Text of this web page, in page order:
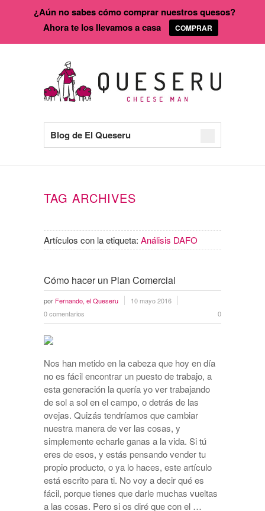
Blog de El Queseru
TAG ARCHIVES
Artículos con la etiqueta: Análisis DAFO
Cómo hacer un Plan Comercial
por Fernando, el Queseru
10 mayo 2016
0 comentarios
0
Nos han metido en la cabeza que hoy en día
no es fácil encontrar un puesto de trabajo, a
esta generación la quería yo ver trabajando
de sol a sol en el campo, o detrás de las
ovejas. Quizás tendríamos que cambiar
nuestra manera de ver las cosas, y
simplemente echarle ganas a la vida. Si tú
eres de esos, y estás pensando vender tu
propio producto, o ya lo haces, este artículo
está escrito para ti. No voy a decir qué es
fácil, porque tienes que darle muchas vueltas
a las cosas. Pero si os diré que con el …
¿Aún no sabes cómo comprar nuestros quesos?
Ahora te los llevamos a casa
COMPRAR